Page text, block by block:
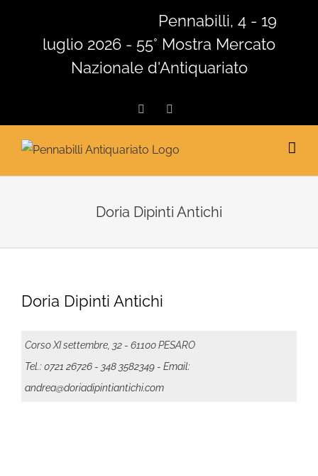
contenuto
Pennabilli, 4 - 19
luglio 2026 - 55° Mostra Mercato
Nazionale d'Antiquariato
Facebook
Doria Dipinti Antichi
Doria Dipinti Antichi
Corso XI settembre, 32 - 61100 PESARO
Tel.: 0721 26726- 348 3582349- Email:
andrea@doriadipintiantichi.com